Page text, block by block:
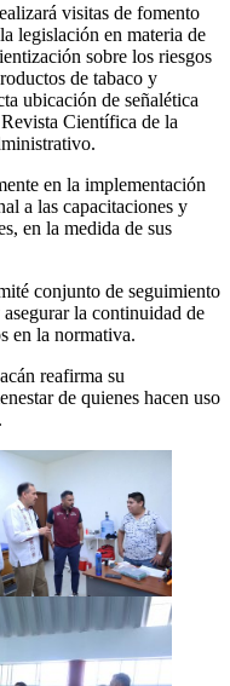
visitas de fomento
legislación en materia de
sobre los riesgos
de tabaco y
ubicación de señalética
Científica de la
en la implementación
a las capacitaciones y
en la medida de sus
conjunto de seguimiento
la continuidad de
en la normativa.
reafirma su
de quienes hacen uso